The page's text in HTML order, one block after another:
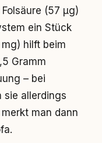
(57 μg)
ein Stück
hilft beim
Gramm
– bei
sie allerdings
man dann